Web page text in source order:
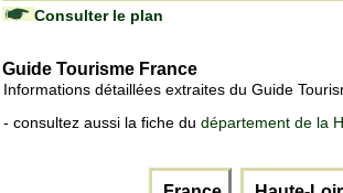
Consulter le plan
Guide Tourisme France
Informations détaillées extraites du Guide
- consultez aussi la fiche du département de la